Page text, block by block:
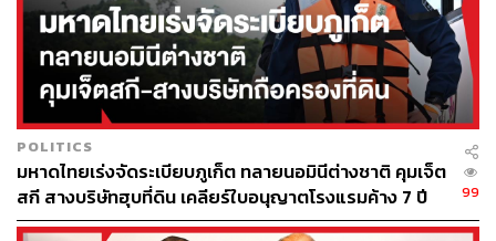
เมื่อช่วงต้นเดือนกันยายนที่ผ่านมานี้ นักวิจัยค้นพบความเชื่อม
โยงระหว่างมลพิษทางอากาศ กับความเสี่ยงของการเกิดโรค
มะเร็ง โดยเฉพาะมะเร็งปอด ซึ่งทีมวิจัยของ Francis Crick
Institute ที่ร่วมมือกับ University College London วิเคราะห์
ข้อมูลด้านสุขภาพของผู้คนมากกว่า 4.6 แสนคนในอังกฤษ
เกาหลีใต้ และไต้หวัน พบว่า การสัมผัสกับอนุภาคของฝุ่น
ละอองหรือมลภาวะขนาดเล็ก PM2.5 ซึ่งมีขนาดน้อยกว่า 2.5
ไมโครเมตร (ไมครอน) เพิ่มระดับความเสี่ยงของการกลาย
พันธ์ุในยีนตัวรับอย่าง EGFR
POLITICS
มหาดไทยเร่งจัดระเบียบภูเก็ต ทลายนอมินีต่างชาติ คุมเจ็ต
สกี สางบริษัทฮุบที่ดิน เคลียร์ใบอนุญาตโรงแรมค้าง 7 ปี
99